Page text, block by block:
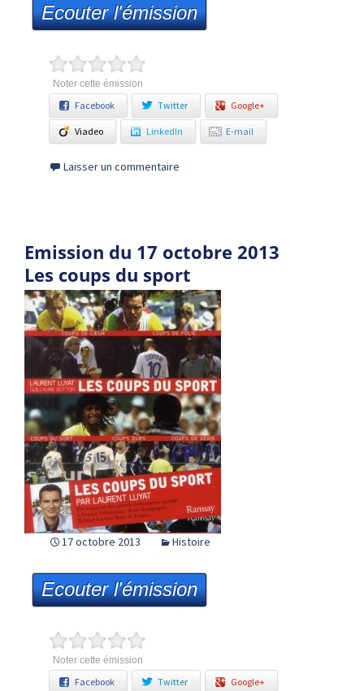
Ecouter l'émission
Noter cette émission
Facebook Twitter Google+
Viadeo LinkedIn E-mail
Laisser un commentaire
Emission du 17 octobre 2013
Les coups du sport
17 octobre 2013 Histoire
Ecouter l'émission
Noter cette émission
Facebook Twitter Google+